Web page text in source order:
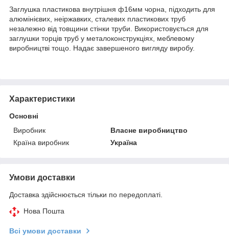
Заглушка пластикова внутрішня ф16мм чорна, підходить для
алюмінієвих, неіржавких, сталевих пластикових труб
незалежно від товщини стінки труби. Використовується для
заглушки торців труб у металоконструкціях, меблевому
виробництві тощо. Надає завершеного вигляду виробу.
Характеристики
Основні
Виробник
Власне виробництво
Країна виробник
Україна
Умови доставки
Доставка здійснюється тільки по передоплаті.
Нова Пошта
Всі умови доставки